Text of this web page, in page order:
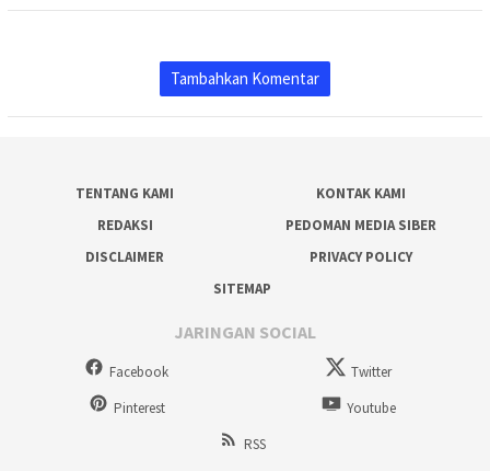
Tambahkan Komentar
TENTANG KAMI
KONTAK KAMI
REDAKSI
PEDOMAN MEDIA SIBER
DISCLAIMER
PRIVACY POLICY
SITEMAP
JARINGAN SOCIAL
Facebook
Twitter
Pinterest
Youtube
RSS